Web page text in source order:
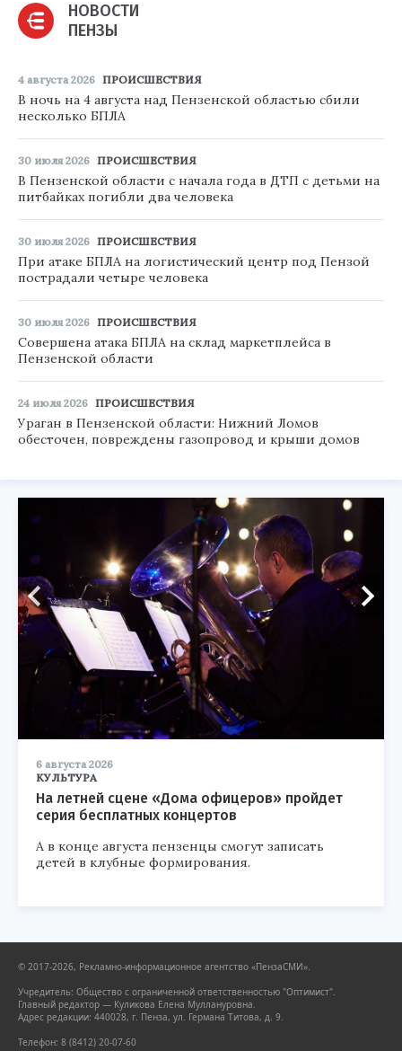
НОВОСТИ
ПЕНЗЫ
4 августа 2026 ПРОИСШЕСТВИЯ
В ночь на 4 августа над Пензенской областью сбили
несколько БПЛА
30 июля 2026 ПРОИСШЕСТВИЯ
В Пензенской области с начала года в ДТП с детьми на
питбайках погибли два человека
30 июля 2026 ПРОИСШЕСТВИЯ
При атаке БПЛА на логистический центр под Пензой
пострадали четыре человека
30 июля 2026 ПРОИСШЕСТВИЯ
Совершена атака БПЛА на склад маркетплейса в
Пензенской области
24 июля 2026 ПРОИСШЕСТВИЯ
Ураган в Пензенской области: Нижний Ломов
обесточен, повреждены газопровод и крыши домов
6 августа 2026
КУЛЬТУРА
На летней сцене «Дома офицеров» пройдет
серия бесплатных концертов
А в конце августа пензенцы смогут записать
детей в клубные формирования.
© 2017-2026, Рекламно-информационное агентство «ПензаСМИ».
Учредитель: Общество с ограниченной ответственностью "Оптимист".
Главный редактор — Куликова Елена Муллануровна.
Адрес редакции: 440028, г. Пенза, ул. Германа Титова, д. 9.
Телефон: 8 (8412) 20-07-60